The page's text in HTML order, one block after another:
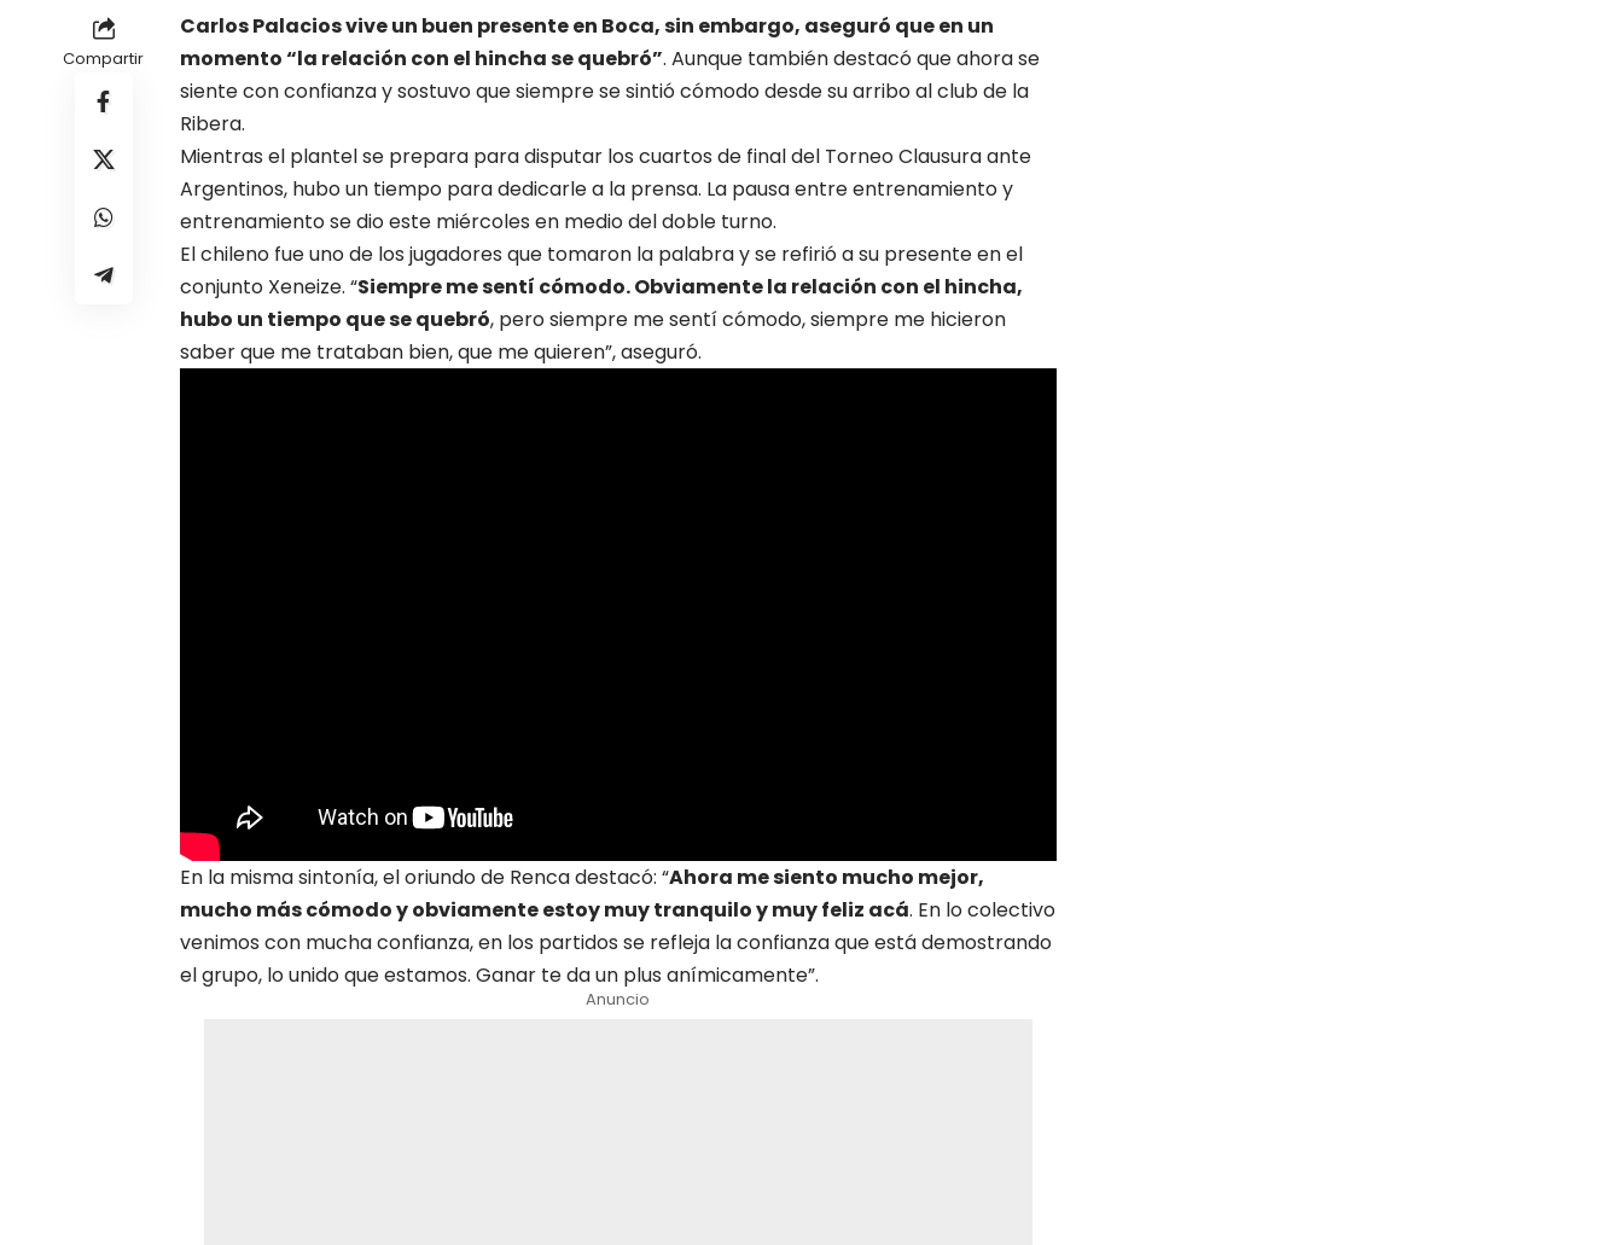
Compartir
Carlos Palaciosvive un buen presente en Boca, sin embargo, aseguró que en un
momento “la relación con el hincha se quebró”. Aunque también destacó que ahora se
siente con confianza y sostuvo que siempre se sintió cómodo desde su arribo al club de la
Ribera.
Mientras el plantel se prepara para disputar los cuartos de final del Torneo Clausura ante
Argentinos, hubo un tiempo para dedicarle a la prensa. La pausa entre entrenamiento y
entrenamiento se dio este miércoles en medio del doble turno.
Elchileno fue uno de los jugadores que tomaron la palabra y se refirió a su presente en el
conjunto Xeneize. “Siempre me sentí cómodo. Obviamente la relación con el hincha,
hubo un tiempo que se quebró, pero siempre me sentí cómodo, siempre me hicieron
saber que me trataban bien, que me quieren”, aseguró.
En la misma sintonía, el oriundo de Renca destacó: “Ahora me siento mucho mejor,
mucho más cómodo y obviamente estoy muy tranquilo y muy feliz acá. En lo colectivo
venimos con mucha confianza, en los partidos se refleja la confianza que está demostrando
el grupo, lo unido que estamos. Ganar te da un plus anímicamente”.
Anuncio